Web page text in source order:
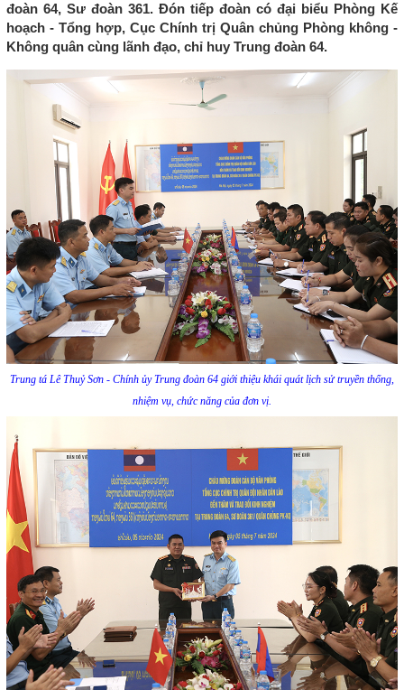
đoàn 64, Sư đoàn 361. Đón tiếp đoàn có đại biểu Phòng Kế
hoạch - Tổng hợp, Cục Chính trị Quân chủng Phòng không -
Không quân cùng lãnh đạo, chỉ huy Trung đoàn 64.
Trung tá Lê Thuỷ Sơn - Chính ủy Trung đoàn 64 giới thiệu khái quát lịch sử truyền thống,
nhiệm vụ, chức năng của đơn vị.